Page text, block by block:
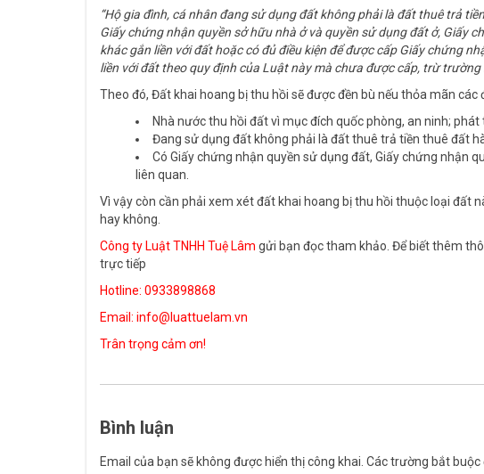
“Hộ gia đình, cá nhân đang sử dụng đất không phải là đất thuê trả
Giấy chứng nhận quyền sở hữu nhà ở và quyền sử dụng đất ở, Giấy
khác gắn liền với đất hoặc có đủ điều kiện để được cấp Giấy chứng
liền với đất theo quy định của Luật này mà chưa được cấp, trừ
Theo đó, Đất khai hoang bị thu hồi sẽ được đền bù nếu thỏa mãn các
Nhà nước thu hồi đất vì mục đích quốc phòng, an ninh;
Đang sử dụng đất không phải là đất thuê trả tiền thuê đất
Có Giấy chứng nhận quyền sử dụng đất, Giấy chứng nhận
liên quan.
Vì vậy còn cần phải xem xét đất khai hoang bị thu hồi thuộc loại
hay không.
Công ty Luật TNHH Tuệ Lâm gửi bạn đọc tham khảo. Để biết thêm
trực tiếp
Hotline: 0933898868
Email: info@luattuelam.vn
Trân trọng cảm ơn!
Bình luận
Email của bạn sẽ không được hiển thị công khai. Các trường bắt buộc